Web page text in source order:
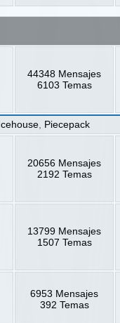
44348 Mensajes
6103 Temas
Icehouse Piecepack
20656 Mensajes
2192 Temas
13799 Mensajes
1507 Temas
6953 Mensajes
392 Temas